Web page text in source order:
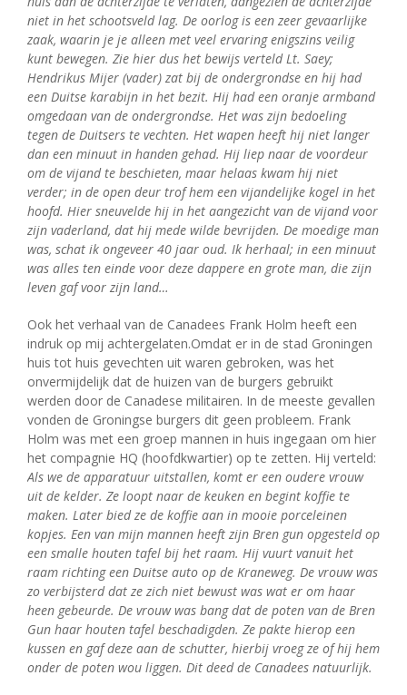
niet in het schootsveld lag. De oorlog is een zeer gevaarlijke
zaak, waarin je je alleen met veel ervaring enigszins veilig
kunt bewegen. Zie hier dus het bewijs verteld Lt. Saey;
Hendrikus Mijer (vader) zat bij de ondergrondse en hij had
een Duitse karabijn in het bezit. Hij had een oranje armband
omgedaan van de ondergrondse. Het was zijn bedoeling
tegen de Duitsers te vechten. Het wapen heeft hij niet langer
dan een minuut in handen gehad. Hij liep naar de voordeur
om de vijand te beschieten, maar helaas kwam hij niet
verder; in de open deur trof hem een vijandelijke kogel in het
hoofd. Hier sneuvelde hij in het aangezicht van de vijand voor
zijn vaderland, dat hij mede wilde bevrijden. De moedige man
was, schat ik ongeveer 40 jaar oud. Ik herhaal; in een minuut
was alles ten einde voor deze dappere en grote man, die zijn
leven gaf voor zijn land…
Ook het verhaal van de Canadees Frank Holm heeft een
indruk op mij achtergelaten.Omdat er in de stad Groningen
huis tot huis gevechten uit waren gebroken, was het
onvermijdelijk dat de huizen van de burgers gebruikt
werden door de Canadese militairen. In de meeste gevallen
vonden de Groningse burgers dit geen probleem. Frank
Holm was met een groep mannen in huis ingegaan om hier
het compagnie HQ (hoofdkwartier) op te zetten. Hij verteld:
Als we de apparatuur uitstallen, komt er een oudere vrouw
uit de kelder. Ze loopt naar de keuken en begint koffie te
maken. Later bied ze de koffie aan in mooie porceleinen
kopjes. Een van mijn mannen heeft zijn Bren gun opgesteld op
een smalle houten tafel bij het raam. Hij vuurt vanuit het
raam richting een Duitse auto op de Kraneweg. De vrouw was
zo verbijsterd dat ze zich niet bewust was wat er om haar
heen gebeurde. De vrouw was bang dat de poten van de Bren
Gun haar houten tafel beschadigden. Ze pakte hierop een
kussen en gaf deze aan de schutter, hierbij vroeg ze of hij hem
onder de poten wou liggen. Dit deed de Canadees natuurlijk.